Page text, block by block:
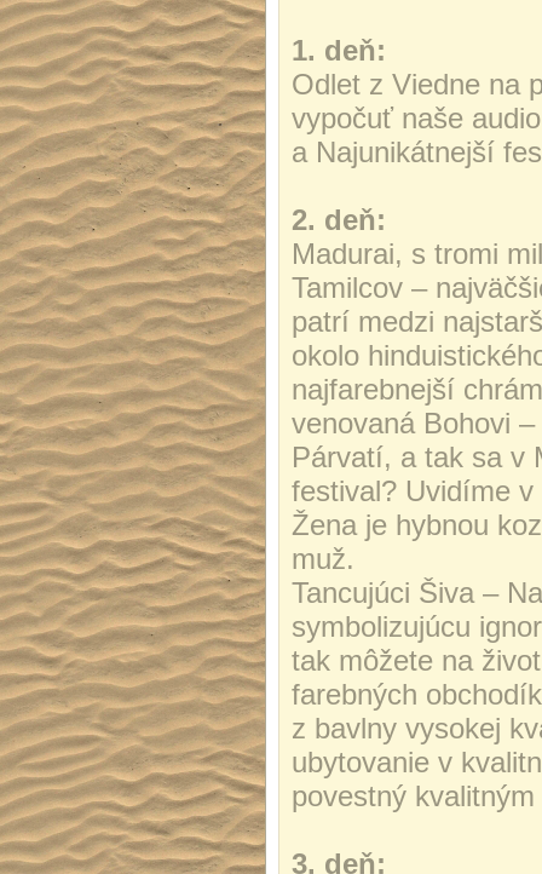
1. deň:
Odlet z Viedne na
vypočuť naše
a Najunikátnejší
2. deň:
Madurai, s tromi
Tamilcov –
patrí medzi
okolo
najfarebnejší
venovaná Bohovi
Párvatí, a tak sa v
festival? Uvidíme
Žena je hybnou
muž.
Tancujúci Šiva –
symbolizujúcu
tak môžete na
farebných
z bavlny vysokej
ubytovanie v
povestný
3. deň: